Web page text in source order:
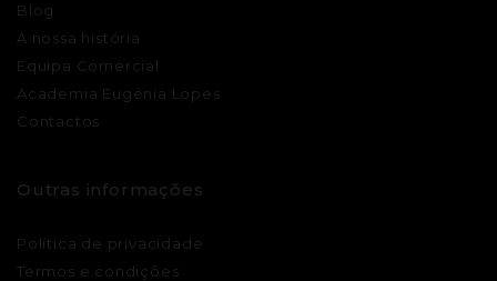
Blog
A nossa história
Equipa Comercial
Academia Eugénia Lopes
Contactos
Outras informações
Política de privacidade
Termos e condições